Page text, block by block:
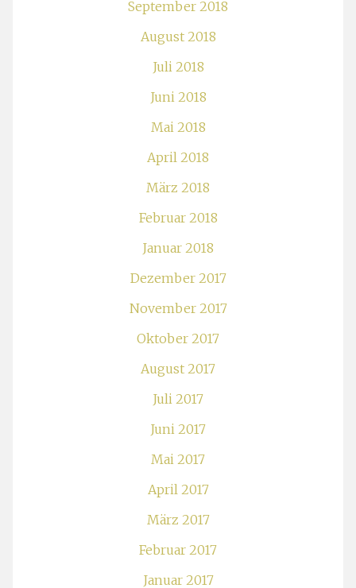
September 2018
August 2018
Juli 2018
Juni 2018
Mai 2018
April 2018
März 2018
Februar 2018
Januar 2018
Dezember 2017
November 2017
Oktober 2017
August 2017
Juli 2017
Juni 2017
Mai 2017
April 2017
März 2017
Februar 2017
Januar 2017